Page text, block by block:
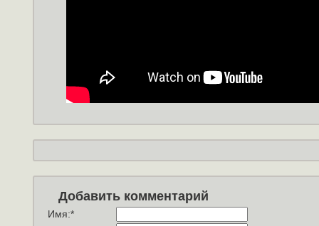
Добавить комментарий
Имя:*